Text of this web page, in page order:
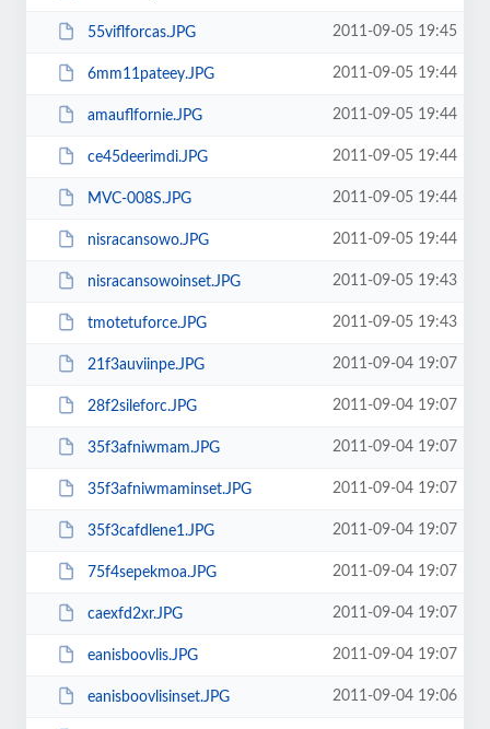
55viflforcas.JPG 2011-09-05 19:45
6mm11pateey.JPG 2011-09-05 19:44
amauflfornie.JPG 2011-09-05 19:44
ce45deerimdi.JPG 2011-09-05 19:44
MVC-008S.JPG 2011-09-05 19:44
nisracansowo.JPG 2011-09-05 19:44
nisracansowoinset.JPG 2011-09-05 19:43
tmotetuforce.JPG 2011-09-05 19:43
21f3auviinpe.JPG 2011-09-04 19:07
28f2sileforc.JPG 2011-09-04 19:07
35f3afniwmam.JPG 2011-09-04 19:07
35f3afniwmaminset.JPG 2011-09-04 19:07
35f3cafdlene1.JPG 2011-09-04 19:07
75f4sepekmoa.JPG 2011-09-04 19:07
caexfd2xr.JPG 2011-09-04 19:07
eanisboovlis.JPG 2011-09-04 19:07
eanisboovlisinset.JPG 2011-09-04 19:06